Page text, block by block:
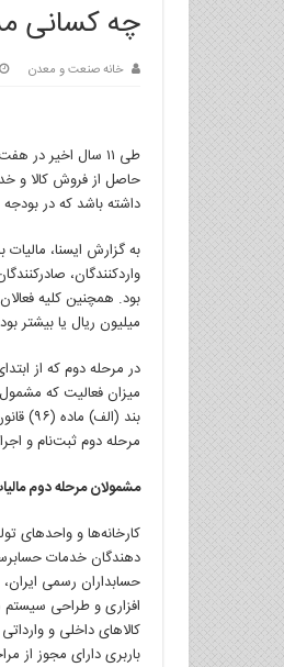
چه کسانی
خانه صنعت و معدن
حاصل از فروش کالا و
داشته باشد که در
میلیون ریال یا بیشتر
میزان فعالیت که
مرحله دوم ثبت‌نام و
مشمولان مرحله دوم
کارخانه‌ها و واحدهای
دهندگان خدمات
حسابداران رسمی ایران،
افزاری و طراحی سیستم
کالاهای داخلی و
باربری دارای مجوز از